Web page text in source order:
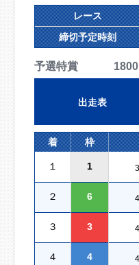
レース
締切予定時刻
予選特賞
出走表
着 枠
１ 1
２ 6
３ 3
４ 4